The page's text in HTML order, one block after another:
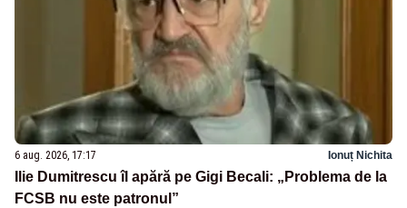
6 aug. 2026, 17:17 Ionuț Nichita
Ilie Dumitrescu îl apără pe Gigi Becali: „Problema de la
FCSB nu este patronul”